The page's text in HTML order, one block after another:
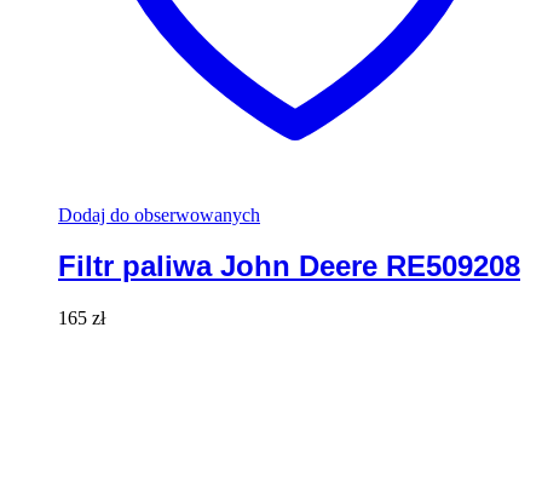
Dodaj do obserwowanych
Filtr paliwa John Deere RE509208
165 zł